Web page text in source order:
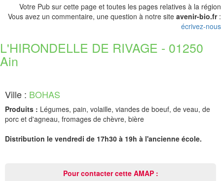
Votre Pub sur cette page et toutes les pages relatives à la région
Vous avez un commentaire, une question à notre site avenir-bio.fr:
écrivez-nous
L'HIRONDELLE DE RIVAGE - 01250
Ain
Ville : BOHAS
Produits : Légumes, pain, volaille, viandes de boeuf, de veau, de
porc et d'agneau, fromages de chèvre, bière
Distribution le vendredi de 17h30 à 19h à l'ancienne école.
Pour contacter cette AMAP :